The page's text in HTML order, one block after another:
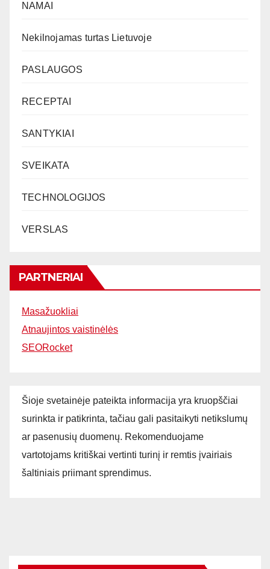
NAMAI
Nekilnojamas turtas Lietuvoje
PASLAUGOS
RECEPTAI
SANTYKIAI
SVEIKATA
TECHNOLOGIJOS
VERSLAS
PARTNERIAI
Masažuokliai
Atnaujintos vaistinėlės
SEORocket
Šioje svetainėje pateikta informacija yra kruopščiai
surinkta ir patikrinta, tačiau gali pasitaikyti netikslumų
ar pasenusių duomenų. Rekomenduojame
vartotojams kritiškai vertinti turinį ir remtis įvairiais
šaltiniais priimant sprendimus.